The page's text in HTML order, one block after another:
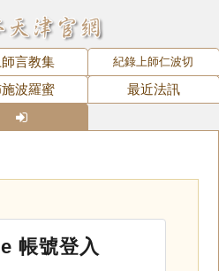
師言教集 紀錄上師仁波切
波羅蜜 最近法訊
帳號登入